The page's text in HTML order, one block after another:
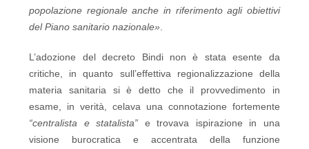
popolazione regionale anche in riferimento agli obiettivi
del Piano sanitario nazionale»
L’adozione del decreto Bindi non è stata esente da
critiche, in quanto sull’effettiva regionalizzazione della
materia sanitaria si è detto che il provvedimento in
esame, in verità, celava una connotazione fortemente
“centralista e statalista” e trovava ispirazione in una
visione burocratica e accentrata della funzione